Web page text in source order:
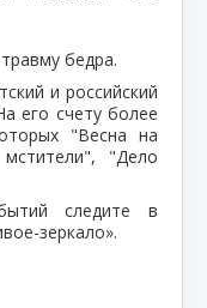
бедра.
и российский
его счету более
"Весна на
"Дело
следите в
зеркало».